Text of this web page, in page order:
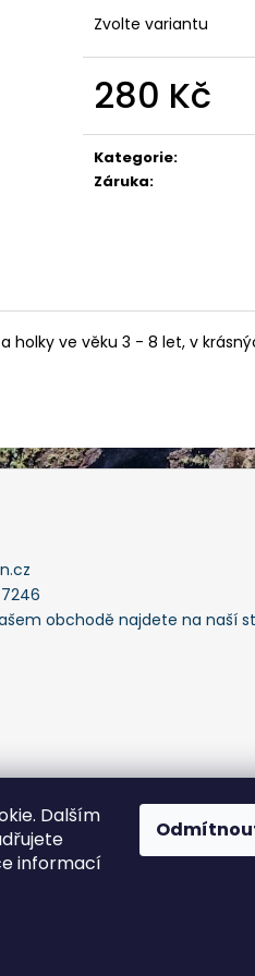
Dalším
informací
Zvolte variantu
280 Kč
cena:
Kategorie:
Záruka:
ve věku 3 - 8 let, v
GTS
990 Kč
obchodě najdete na naší
Flin Sport